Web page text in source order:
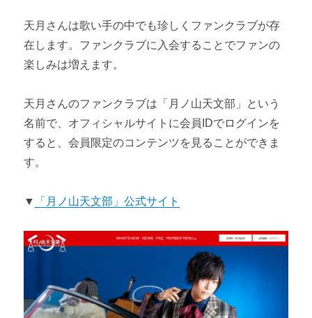
天月さんは歌い手の中でも珍しくファンクラブが存
在します。ファンクラブに入会することでファンの
楽しみは増えます。
天月さんのファンクラブは「月ノ山天文部」という
名前で、オフィシャルサイトに会員IDでログインを
すると、会員限定のコンテンツを見ることができま
す。
▼ 「月ノ山天文部」公式サイト